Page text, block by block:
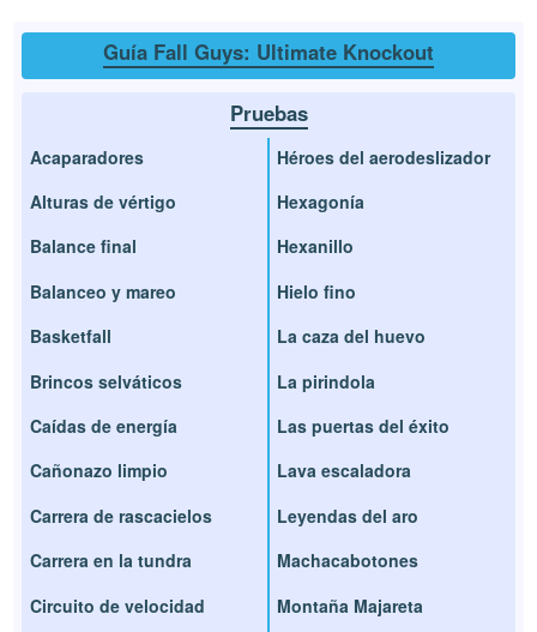
Guía Fall Guys: Ultimate Knockout
Pruebas
Acaparadores
Alturas de vértigo
Balance final
Balanceo y mareo
Basketfall
Brincos selváticos
Caídas de energía
Cañonazo limpio
Carrera de rascacielos
Carrera en la tundra
Circuito de velocidad
Héroes del aerodeslizador
Hexagonía
Hexanillo
Hielo fino
La caza del huevo
La pirindola
Las puertas del éxito
Lava escaladora
Leyendas del aro
Machacabotones
Montaña Majareta